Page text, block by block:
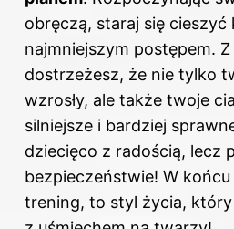
obręczą, staraj się
najmniejszym postępem. Z
dostrzeżesz, że nie tylko
wzrosły, ale także twoje
silniejsze i bardziej
dziecięco z radością, lecz
bezpieczeństwie! W
trening, to styl życia,